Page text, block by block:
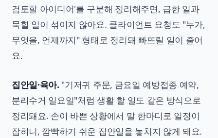
검토할 아이디어'를 구분해 정리해주면, 급한 일과
묵힐 일이 섞이지 않아요. 클라이언트 요청도 "누가,
무엇을, 언제까지" 형태로 정리돼 빠뜨릴 일이 줄어
요.
집안일·육아. "기저귀 주문, 금요일 예방접종 예약,
분리수거 일요일"처럼 생활 할 일도 같은 방식으로
정리돼요. 손이 바쁜 상황에서 말 한마디로 일정이
잡히니, 깜빡하기 쉬운 집안일을 놓치지 않게 돼요.